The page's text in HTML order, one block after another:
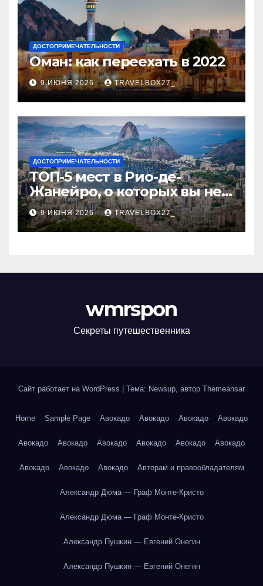
ДОСТОПРИМЕЧАТЕЛЬНОСТИ
Оман: как переехать в 2022
9 ИЮНЯ 2026 TRAVELBOX27_
ДОСТОПРИМЕЧАТЕЛЬНОСТИ
ТОП-5 мест в Рио-де-
Жанейро, о которых вы не
знали
9 ИЮНЯ 2026 TRAVELBOX27_
wmrspon
Секреты путешественника
Сайт работает на WordPress Тема: Newsup, автор Themeansar
Home Sample Page Авокадо Авокадо Авокадо Авокадо
Авокадо Авокадо Авокадо Авокадо Авокадо Авокадо
Авокадо Авокадо Авокадо Авторам и правообладателям
Александр Дюма — Граф Монте-Кристо
Александр Дюма — Граф Монте-Кристо
Александр Пушкин — Евгений Онегин
Александр Пушкин — Евгений Онегин